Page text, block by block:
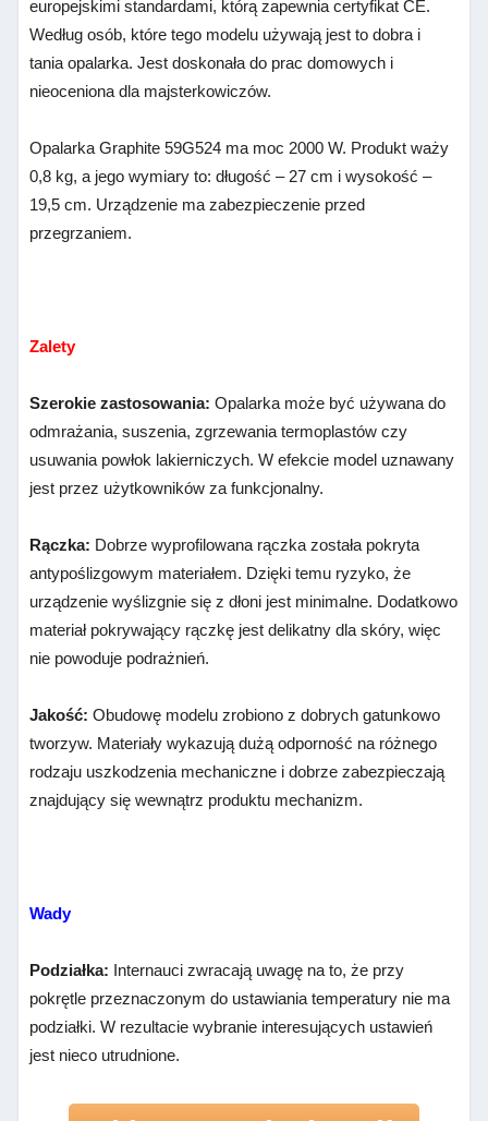
europejskimi standardami, którą zapewnia certyfikat CE.
Według osób, które tego modelu używają jest todobra i
tania opalarka.Jest doskonała do prac domowych i
nieoceniona dla majsterkowiczów.
Opalarka Graphite 59G524 ma moc 2000 W. Produkt waży
0,8 kg, a jego wymiary to: długość – 27 cm i wysokość –
19,5 cm. Urządzenie ma zabezpieczenie przed
przegrzaniem.
Zalety
Szerokie zastosowania: Opalarka może być używana do
odmrażania, suszenia, zgrzewania termoplastów czy
usuwania powłok lakierniczych. W efekcie model uznawany
jest przez użytkowników za funkcjonalny.
Rączka: Dobrze wyprofilowana rączka została pokryta
antypoślizgowym materiałem. Dzięki temu ryzyko, że
urządzenie wyślizgnie się z dłoni jest minimalne. Dodatkowo
materiał pokrywający rączkę jest delikatny dla skóry, więc
nie powoduje podrażnień.
Jakość: Obudowę modelu zrobiono z dobrych gatunkowo
tworzyw. Materiały wykazują dużą odporność na różnego
rodzaju uszkodzenia mechaniczne i dobrze zabezpieczają
znajdujący się wewnątrz produktu mechanizm.
Wady
Podziałka: Internauci zwracają uwagę na to, że przy
pokrętle przeznaczonym do ustawiania temperatury nie ma
podziałki. W rezultacie wybranie interesujących ustawień
jest nieco utrudnione.